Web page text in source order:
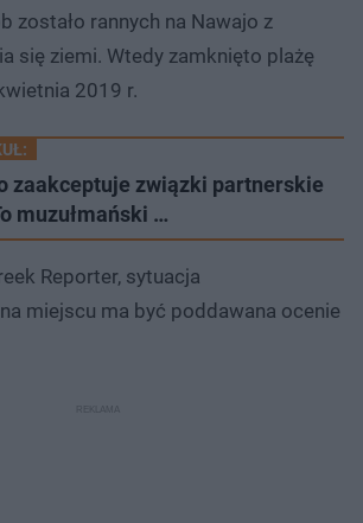
zostało rannych na Nawajo z
się ziemi. Wtedy zamknięto plażę
2019 r.
zaakceptuje związki partnerskie
muzułmański …
Reporter, sytuacja
miejscu ma być poddawana ocenie